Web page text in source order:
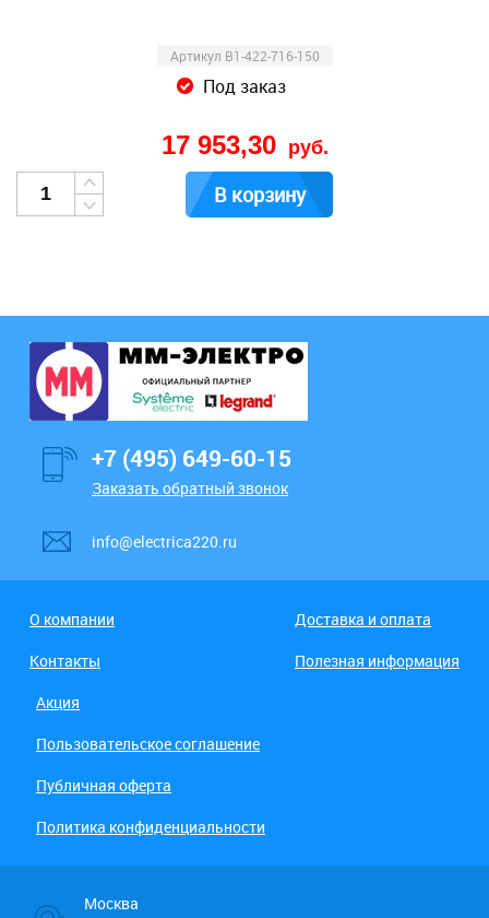
Артикул B1-422-716-150
Под заказ
17 953,30 руб.
В корзину
+7 (495) 649-60-15
Заказать обратный звонок
info@electrica220.ru
О компании
Доставка и оплата
Контакты
Полезная информация
Акция
Пользовательское соглашение
Публичная оферта
Политика конфиденциальности
Москва